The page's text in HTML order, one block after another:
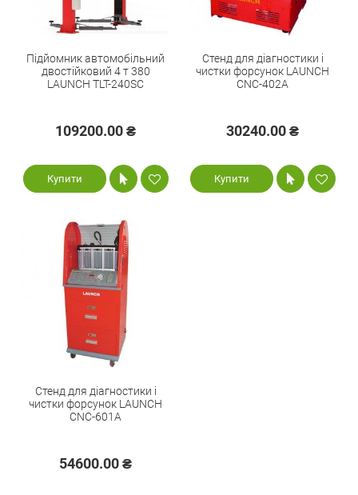
Підйомник автомобільний
двостійковий 4 т 380
LAUNCH TLT-240SC
109200.00 ₴
Купити
Стенд для діагностики і
чистки форсунок LAUNCH
CNC-402A
30240.00 ₴
Купити
Стенд для діагностики і
чистки форсунок LAUNCH
CNC-601A
54600.00 ₴